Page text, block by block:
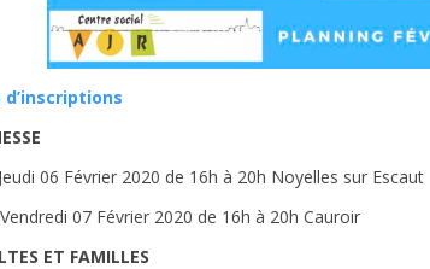
06 Février 2020 de 16h à 20h Noyelles sur Escaut
07 Février 2020 de 16h à 20h Cauroir
ET FAMILLES